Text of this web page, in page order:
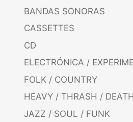
BANDAS SONORAS
CASSETTES
CD
ELECTRÓNICA /
FOLK / COUNTRY
HEAVY / THRASH /
JAZZ / SOUL / FUNK